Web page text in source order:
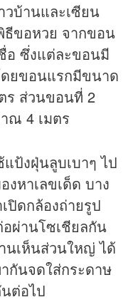
วบ้านและเซียน
ธีขอหวย จากขอน
อ ซึ่งแต่ละขอนมี
ยขอนแรกมีขนาด
ร ส่วนขอนที่ 2
ณ 4 เมตร
ป้งฝุ่นลูบเบาๆ ไป
หาเลขเด็ด บาง
ปิดกล้องถ่ายรูป
อผ่านโซเชียลกัน
นเห็นส่วนใหญ่ ได้
กันจดใส่กระดาษ
ต่อไป